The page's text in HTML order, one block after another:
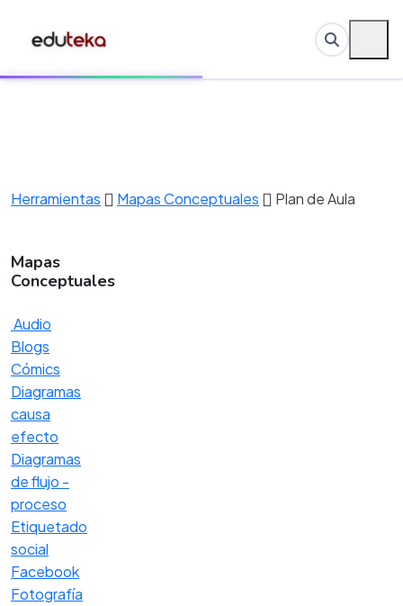
Herramientas Mapas Conceptuales Plan de Aula
Mapas
Conceptuales
Audio
Blogs
Cómics
Diagramas
causa
efecto
Diagramas
de flujo -
proceso
Etiquetado
social
Facebook
Fotografía